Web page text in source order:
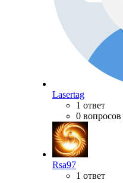
Lasertag
1 ответ
0 вопросов
Rsa97
1 ответ